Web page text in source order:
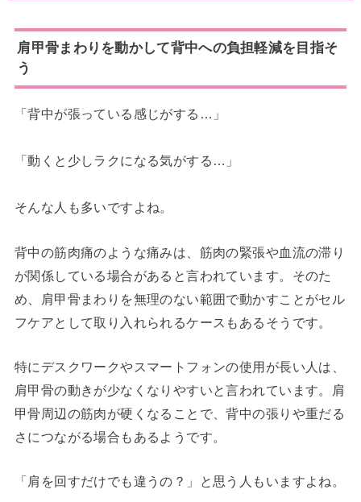
肩甲骨まわりを動かして背中への負担軽減を目指そ
う
「背中が張っている感じがする…」
「動くと少しラクになる気がする…」
そんな人も多いですよね。
背中の筋肉痛のような痛みは、筋肉の緊張や血流の滞り
が関係している場合があると言われています。そのた
め、肩甲骨まわりを無理のない範囲で動かすことがセル
フケアとして取り入れられるケースもあるそうです。
特にデスクワークやスマートフォンの使用が長い人は、
肩甲骨の動きが少なくなりやすいと言われています。肩
甲骨周辺の筋肉が硬くなることで、背中の張りや重だる
さにつながる場合もあるようです。
「肩を回すだけでも違うの？」と思う人もいますよね。